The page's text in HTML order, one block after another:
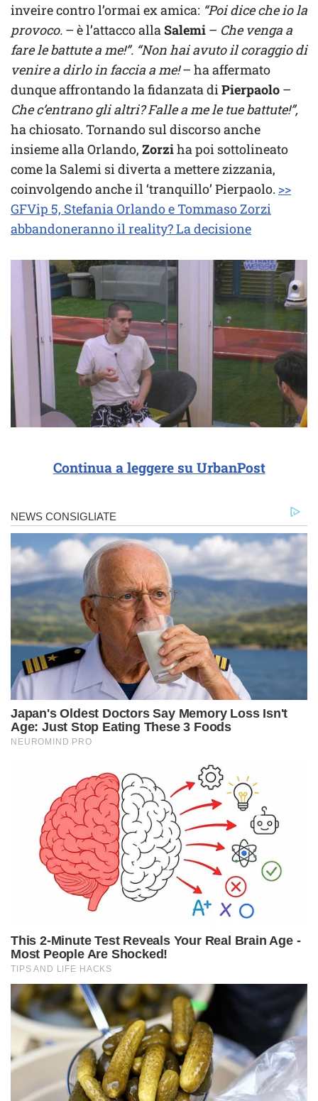
inveire contro l’ormai ex amica: “Poi dice che io la
provoco. – è l’attacco allaSalemi – Che venga a
fare le battute a me!”. “Non hai avuto il coraggio di
venire a dirlo in faccia a me!– ha affermato
dunque affrontando la fidanzata diPierpaolo –
Che c’entrano gli altri? Falle a me le tue battute!”,
ha chiosato. Tornando sul discorso anche
insieme alla Orlando, Zorziha poi sottolineato
come la Salemi si diverta a mettere zizzania,
coinvolgendo anche il ‘tranquillo’ Pierpaolo. >>
GFVip 5, Stefania Orlando e Tommaso Zorzi
abbandoneranno il reality? La decisione
Continua a leggere su UrbanPost